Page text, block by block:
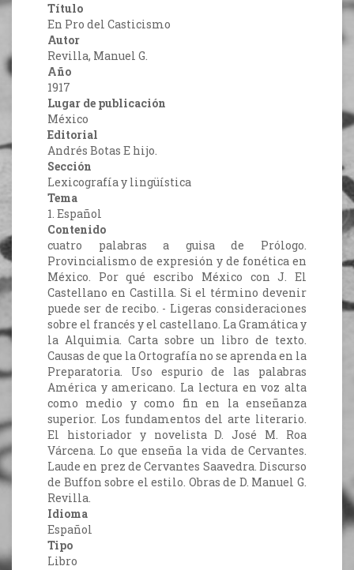
Título
En Pro del Casticismo
Autor
Revilla, Manuel G.
Año
1917
Lugar de publicación
México
Editorial
Andrés Botas E hijo.
Sección
Lexicografía y lingüística
Tema
1. Español
Contenido
cuatro palabras a guisa de Prólogo.
Provincialismo de expresión y de fonética en
México. Por qué escribo México con J. El
Castellano en Castilla. Si el término devenir
puede ser de recibo. - Ligeras consideraciones
sobre el francés y el castellano. La Gramática y
la Alquimia. Carta sobre un libro de texto.
Causas de que la Ortografía no se aprenda en la
Preparatoria. Uso espurio de las palabras
América y americano. La lectura en voz alta
como medio y como fin en la enseñanza
superior. Los fundamentos del arte literario.
El historiador y novelista D. José M. Roa
Várcena. Lo que enseña la vida de Cervantes.
Laude en prez de Cervantes Saavedra. Discurso
de Buffon sobre el estilo. Obras de D. Manuel G.
Revilla.
Idioma
Español
Tipo
Libro